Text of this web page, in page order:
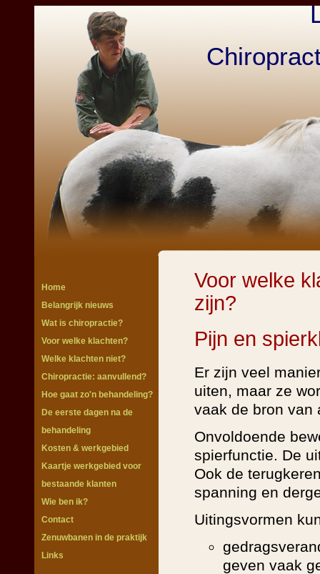
Home
Belangrijk nieuws
Wat is chiropractie?
Voor welke klachten?
Welke klachten niet?
Chiropractie: aanvullend?
Hoe gaat zo'n behandeling?
De eerste dagen na de
behandeling
Kosten & werkgebied
Kaartje werkgebied voor
bestaande klanten
Wie ben ik?
Contact
Zenuwbanen in de praktijk
Links
Voor welke
zijn?
Pijn en
Er zijn veel
uiten, maar ze
vaak de bron van
Onvoldoende
spierfunctie. De
Ook de
spanning en
Uitingsvormen
geven vaak